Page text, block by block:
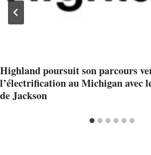
Highland poursuit son parcours
l’électrification au Michigan avec
de Jackson